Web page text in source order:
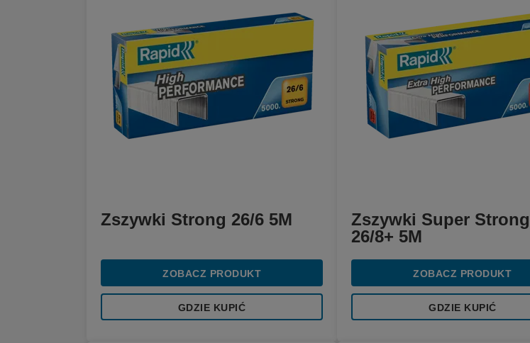
Zszywki Strong 26/6 5M
ZOBACZ PRODUKT
GDZIE KUPIĆ
Zszywki Super Strong
26/8+ 5M
ZOBACZ PRODUKT
GDZIE KUPIĆ